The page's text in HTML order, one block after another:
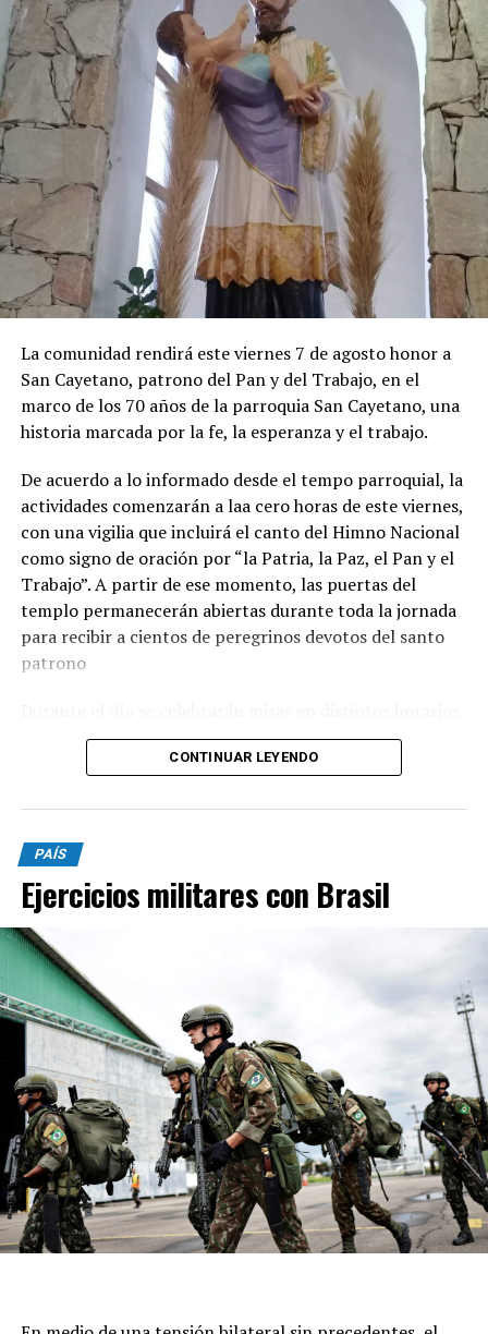
algo menor. De todos modos, es probable que vuelva a
ubicarse por encima del 2%.
La inflación porteña acumuló 19,4% en lo que va de
2026. Por su parte, la medición interanual alcanzó el
33,2%. En la aceleración de julio hubo un impacto
importante del salto que pegaron los precios
estacionales (10,9%), principalmente por las alzas en las
tarifas del alojamiento en hoteles por las vacaciones de
invierno, al igual que en los precios de los paquetes
vacacionales, de los pasajes aéreos y de las verduras.
se destacaron las subas en colegios privados y en las
tarifas de luz.
La comunidad rendirá este viernes 7 de agosto honor a
San Cayetano, patrono del Pan y del Trabajo, en el
marco de los 70 años de la parroquia San Cayetano, una
historia marcada por la fe, la esperanza y el trabajo.
De acuerdo a lo informado desde el tempo parroquial, la
actividades comenzarán a laa cero horas de este viernes,
con una vigilia que incluirá el canto del Himno Nacional
como signo de oración por “la Patria, la Paz, el Pan y el
Trabajo”. A partir de ese momento, las puertas del
templo permanecerán abiertas durante toda la jornada
para recibir a cientos de peregrinos devotos del santo
patrono
y el momento central será a las 15, cuando se llevará
adelante la tradicional procesión con la imagen de San
presidida por monseñor Ernesto Giobando y finalizará
con la santa misa principal.
Desde la parroquia invitaron a toda la comunidad a
participar de la celebración y a acercarse con sus
intenciones y pedidos. “Juntos renovemos la esperanza y
pidamos la intercesión de nuestro Patrono para
alcanzar la gracia que más necesitamos”, señalaron.
Este 7 de agosto, una vez más, la parroquia ubicada en
calle Moreno al 6700 seá epicentro de cientos de fieles
para acompañar al santo y renovar una tradición que
atraviesa generaciones.
CONTINUAR LEYENDO
PAÍS
Ejercicios militares con Brasil